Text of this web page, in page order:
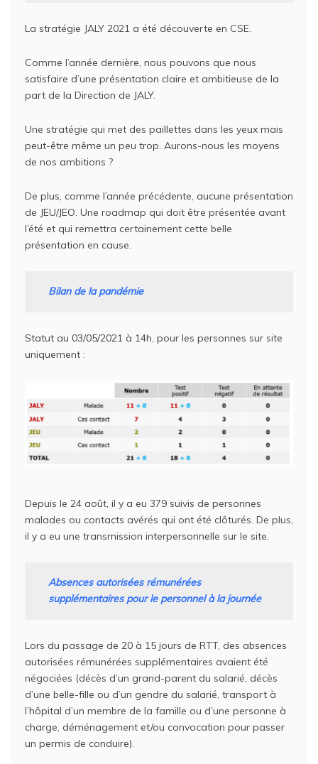
La stratégie JALY 2021 a été découverte en CSE.
Comme l’année dernière, nous pouvons que nous
satisfaire d’une présentation claire et ambitieuse de la
part de la Direction de JALY.
Une stratégie qui met des paillettes dans les yeux mais
peut-être même un peu trop. Aurons-nous les moyens
de nos ambitions ?
De plus, comme l’année précédente, aucune présentation
de JEU/JEO. Une roadmap qui doit être présentée avant
l’été et qui remettra certainement cette belle
présentation en cause.
Bilan de la pandémie
Statut au 03/05/2021 à 14h, pour les personnes sur site
uniquement :
Depuis le 24 août, il y a eu 379 suivis de personnes
malades ou contacts avérés qui ont été clôturés. De plus,
il y a eu une transmission interpersonnelle sur le site.
Absences autorisées rémunérées
supplémentaires pour le personnel à la journée
Lors du passage de 20 à 15 jours de RTT, des absences
autorisées rémunérées supplémentaires avaient été
négociées (décès d’un grand-parent du salarié, décès
d’une belle-fille ou d’un gendre du salarié, transport à
l’hôpital d’un membre de la famille ou d’une personne à
charge, déménagement et/ou convocation pour passer
un permis de conduire).